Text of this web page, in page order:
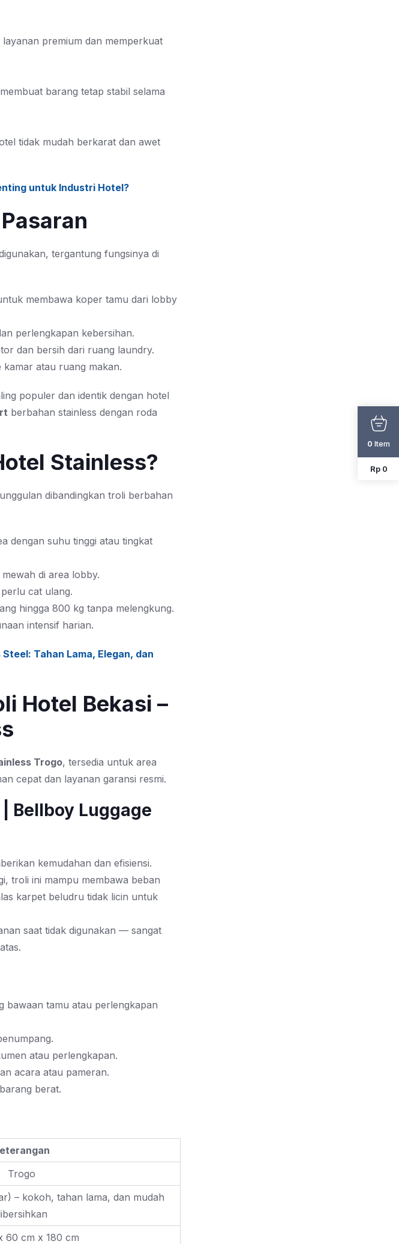
premium dan memperkuat
barang tetap stabil selama
tidak mudah berkarat dan awet
untuk Industri Hotel?
tergantung fungsinya di
membawa koper tamu dari lobby
perlengkapan kebersihan.
dan bersih dari ruang laundry.
atau ruang makan.
populer dan identik dengan hotel
berbahan stainless dengan roda
Stainless?
dibandingkan troli berbahan
dengan suhu tinggi atau tingkat
di area lobby.
cat ulang.
hingga 800 kg tanpa melengkung.
intensif harian.
Tahan Lama, Elegan, dan
Hotel Bekasi –
Trogo, tersedia untuk area
cepat dan layanan garansi resmi.
| Bellboy Luggage
kemudahan dan efisiensi.
troli ini mampu membawa beban
karpet beludru tidak licin untuk
saat tidak digunakan — sangat
bawaan tamu atau perlengkapan
atau perlengkapan.
acara atau pameran.
berat.
Trogo
– kokoh, tahan lama, dan mudah
60 cm x 180 cm
0 Item
Rp 0